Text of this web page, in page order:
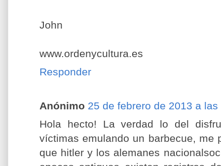
John
www.ordenycultura.es
Responder
Anónimo 25 de febrero de 2013 a las
Hola hecto! La verdad lo del
víctimas emulando un barbecue, me
que hitler y los alemanes